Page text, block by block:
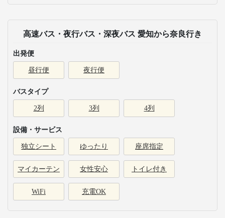
高速バス・夜行バス・深夜バス 愛知から奈良行き
出発便
昼行便 夜行便
バスタイプ
2列 3列 4列
設備・サービス
独立シート ゆったり 座席指定
マイカーテン 女性安心 トイレ付き
WiFi 充電OK